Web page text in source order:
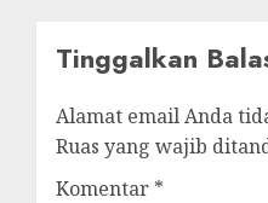
Tinggalkan
Alamat email Anda
Ruas yang wajib
Komentar *